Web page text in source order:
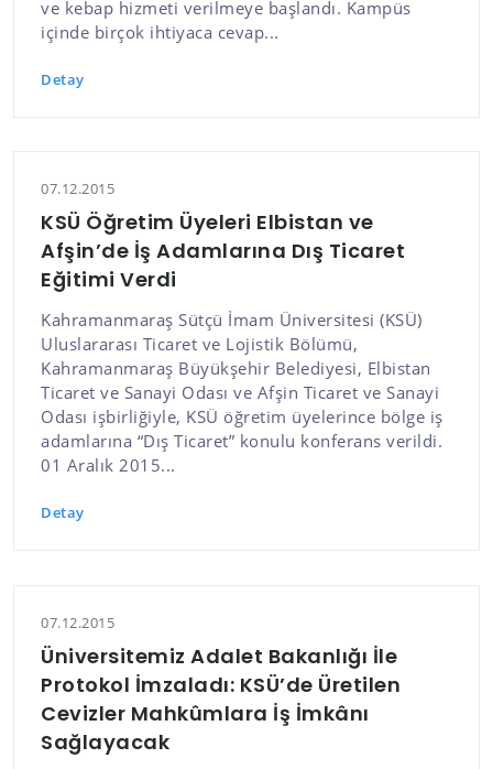
ve kebap hizmeti verilmeye başlandı. Kampüs
içinde birçok ihtiyaca cevap...
Detay
07.12.2015
KSÜ Öğretim Üyeleri Elbistan ve
Afşin’de İş Adamlarına Dış Ticaret
Eğitimi Verdi
Kahramanmaraş Sütçü İmam Üniversitesi (KSÜ)
Uluslararası Ticaret ve Lojistik Bölümü,
Kahramanmaraş Büyükşehir Belediyesi, Elbistan
Ticaret ve Sanayi Odası ve Afşin Ticaret ve Sanayi
Odası işbirliğiyle, KSÜ öğretim üyelerince bölge iş
adamlarına “Dış Ticaret” konulu konferans verildi.
01 Aralık 2015...
Detay
07.12.2015
Üniversitemiz Adalet Bakanlığı İle
Protokol İmzaladı: KSÜ’de Üretilen
Cevizler Mahkûmlara İş İmkânı
Sağlayacak